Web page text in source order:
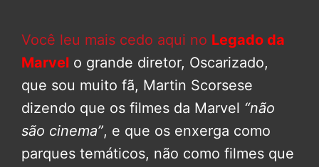
Você leu mais cedo aqui no Legado da
Marvel o grande diretor, Oscarizado,
que sou muito fã, Martin Scorsese
dizendo que os filmes da Marvel “não
são cinema”, e que os enxerga como
parques temáticos, não como filmes que